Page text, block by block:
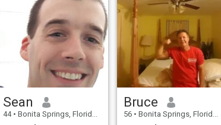
Sean
44 • Bonita Springs, Florida, Estados Unidos
Bruce
56 • Bonita Springs, Florida, Estados Unidos